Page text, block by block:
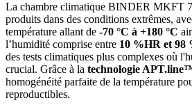
La chambre climatique BINDER MKFT
produits dans des conditions extrêmes,
température allant de -70 °C à +180 °C
l’humidité comprise entre 10 %HR et 98
des tests climatiques plus complexes où
crucial. Grâce à la technologie
homogénéité parfaite de la température
reproductibles.